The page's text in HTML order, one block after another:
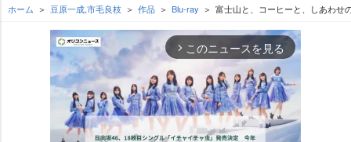
ホーム 豆原一成,市毛良枝 作品 Blu-ray 富士山と、コーヒーと、しあわせ
arrow_forward_ios このニュースを見る